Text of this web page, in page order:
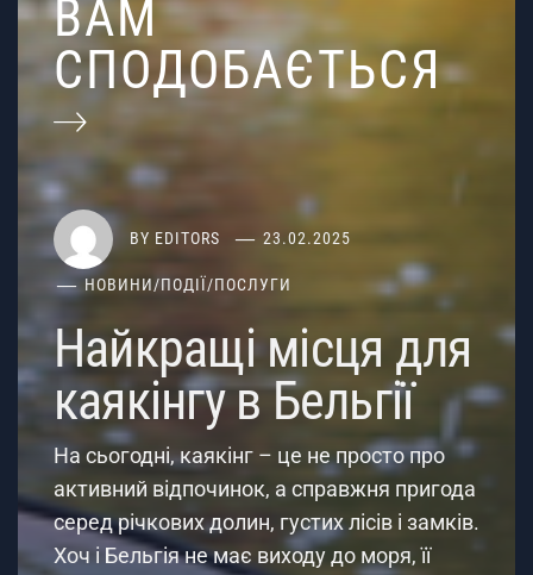
ВАМ
СПОДОБАЄТЬСЯ
BY EDITORS 23.02.2025
НОВИНИ/ПОДІЇ/ПОСЛУГИ
Найкращі місця для
каякінгу в Бельгії
На сьогодні, каякінг – це не просто про
активний відпочинок, а справжня пригода
серед річкових долин, густих лісів і замків.
Хоч і Бельгія не має виходу до моря, її